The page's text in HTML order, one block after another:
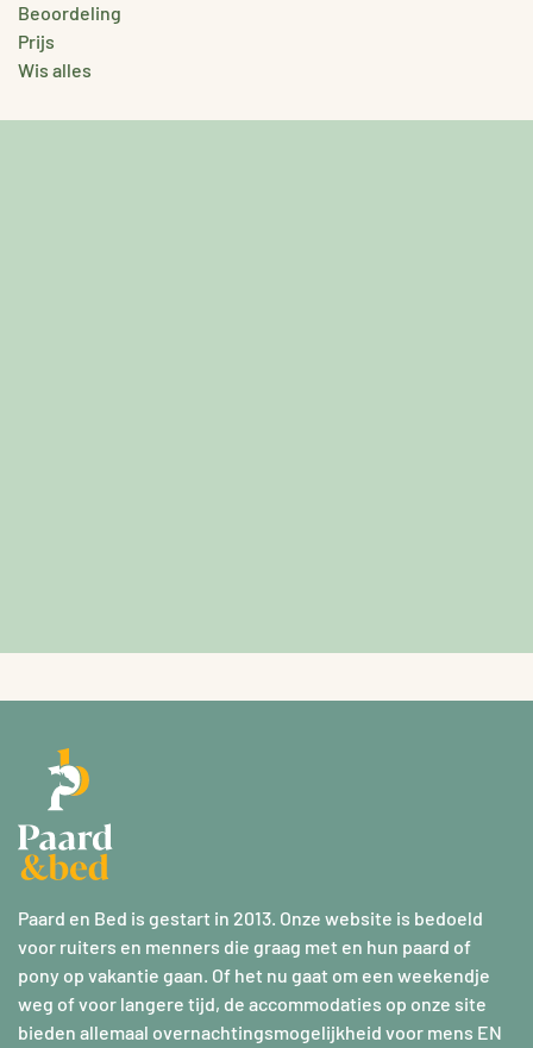
Beoordeling
Prijs
Wis alles
Paard en Bed is gestart in 2013. Onze website is bedoeld
voor ruiters en menners die graag met en hun paard of
pony op vakantie gaan. Of het nu gaat om een weekendje
weg of voor langere tijd, de accommodaties op onze site
bieden allemaal overnachtingsmogelijkheid voor mens EN